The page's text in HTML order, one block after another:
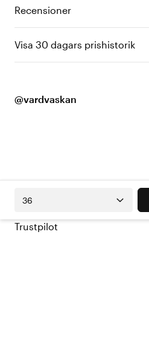
Recensioner
Visa 30 dagars prishistorik
@vardvaskan
36
Trustpilot